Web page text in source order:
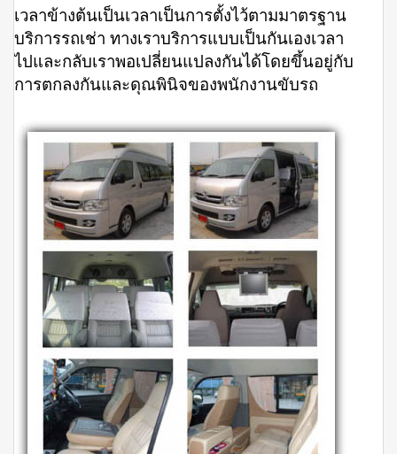
เวลาข้างต้นเป็นเวลาเป็นการตั้งไว้ตามมาตรฐาน
บริการรถเช่า ทางเราบริการแบบเป็นกันเองเวลา
ไปและกลับเราพอเปลี่ยนแปลงกันได้โดยขึ้นอยู่กับ
การตกลงกันและดุณพินิจของพนักงานขับรถ